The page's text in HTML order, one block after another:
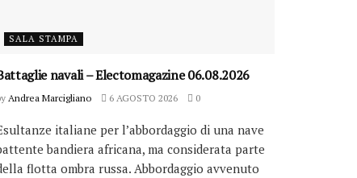
SALA STAMPA
navali – Electomagazine 06.08.2026
Andrea Marcigliano 6 AGOSTO 2026 0
italiane per l’abbordaggio di una nave
bandiera africana, ma considerata parte
flotta ombra russa. Abbordaggio avvenuto